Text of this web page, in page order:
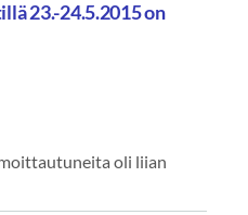
23.-24.5.2015 on
oli liian